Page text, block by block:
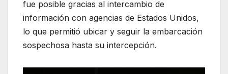
fue posible gracias al intercambio de
información con agencias de Estados Unidos,
lo que permitió ubicar y seguir la embarcación
sospechosa hasta su intercepción.